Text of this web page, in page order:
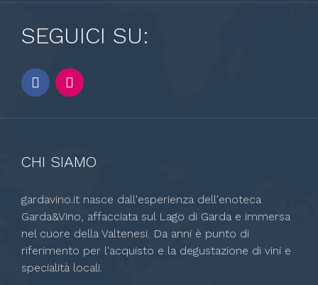
SEGUICI SU:
CHI SIAMO
gardavino.it nasce dall'esperienza dell'enoteca
Garda&Vino, affacciata sul Lago di Garda e immersa
nel cuore della Valtenesi. Da anni è punto di
riferimento per l'acquisto e la degustazione di vini e
specialità locali.